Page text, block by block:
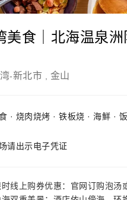
美食｜北海温泉
-新北市 金山
· 烧肉烧烤 · 铁板烧 · 海鮮 ·
请出示电子凭证
时线上购券优惠：官网订购泡汤